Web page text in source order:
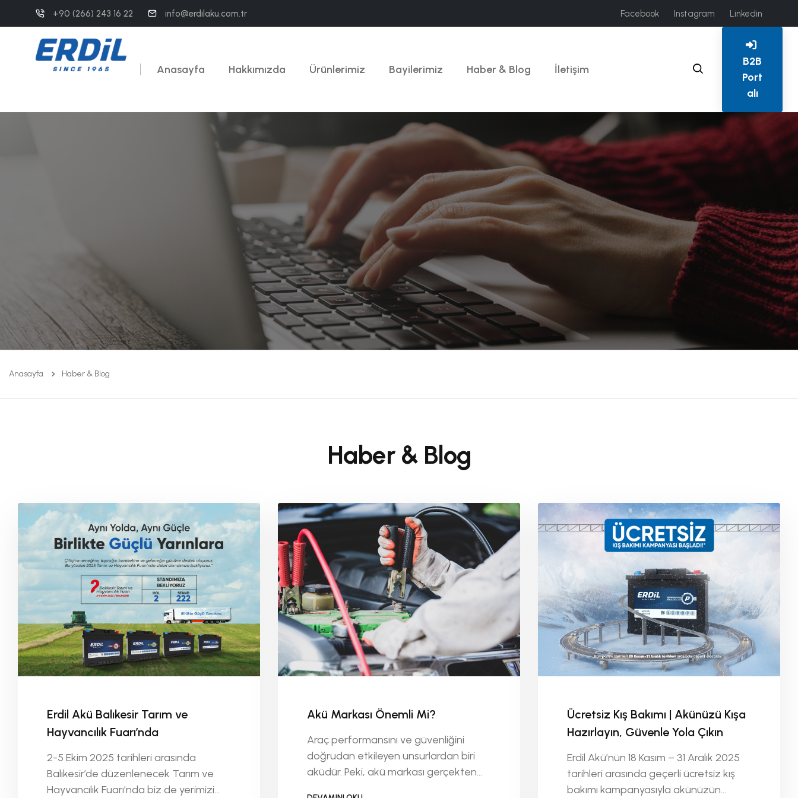
+90 (266) 243 16 22 info@erdilaku.com.tr Facebook Instagram Linkedin
Anasayfa Hakkımızda Ürünlerimiz Bayilerimiz Haber & Blog İletişim
B2B
Port
alı
Anasayfa Haber & Blog
Haber & Blog
Erdil Akü Balıkesir Tarım ve
Hayvancılık Fuarı’nda
2-5 Ekim 2025 tarihleri arasında
Balıkesir’de düzenlenecek Tarım ve
Hayvancılık Fuarı’nda biz de yerimizi
Akü Markası Önemli Mi?
Araç performansını ve güvenliğini
doğrudan etkileyen unsurlardan biri
aküdür. Peki, akü markası gerçekten
Ücretsiz Kış Bakımı | Akünüzü Kışa
Hazırlayın, Güvenle Yola Çıkın
Erdil Akü’nün 18 Kasım – 31 Aralık 2025
tarihleri arasında geçerli ücretsiz kış
bakımı kampanyasıyla akünüzün